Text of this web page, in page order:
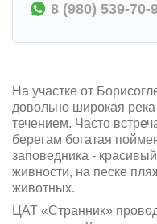
На участке от
довольно широкая
течением. Часто
берегам богатая
заповедника -
живности, на песке
животных.
ЦАТ «Странник»
8 (980) 539-70-